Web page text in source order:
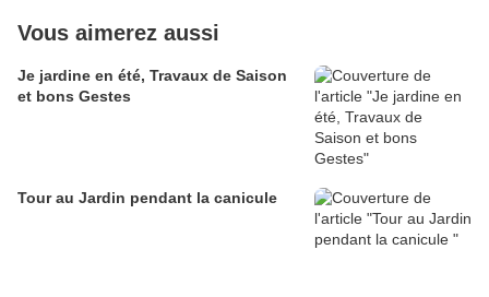
Vous aimerez aussi
Je jardine en été, Travaux de Saison
et bons Gestes
Tour au Jardin pendant la canicule